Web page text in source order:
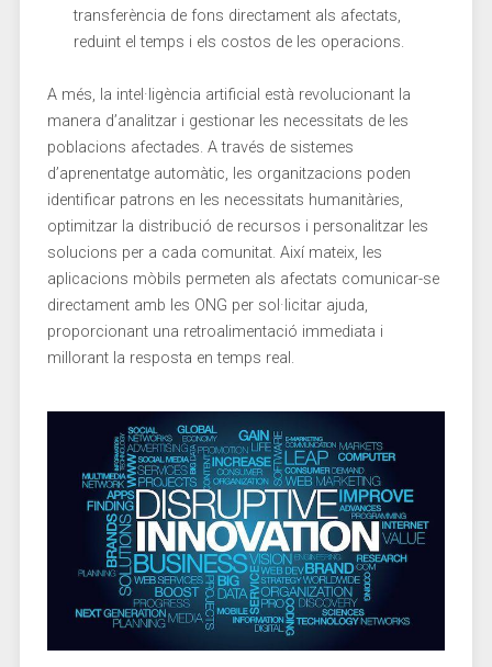
transferència de fons directament als afectats, ​
reduint el ⁤temps i els costos​ de les operacions.
A més, la intel·ligència artificial està revolucionant la
manera d’analitzar i gestionar les necessitats de les
poblacions afectades. A través de sistemes
d’aprenentatge⁤ automàtic, ‌les organitzacions poden
identificar ‌patrons en les‍ necessitats‍ humanitàries,
optimitzar la distribució de‍ recursos i ⁣personalitzar les
solucions per a cada comunitat. Així mateix, les
aplicacions mòbils permeten als afectats ‍comunicar-se
directament amb les ‍ONG per sol·licitar ⁤ajuda,
proporcionant una retroalimentació immediata i
millorant la resposta ⁣en temps ‍real.